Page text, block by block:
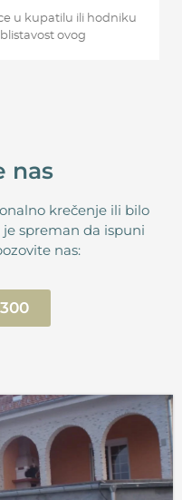
u kupatilu ili hodniku
ovog
nas
krečenje ili bilo
spreman da ispuni
nas: